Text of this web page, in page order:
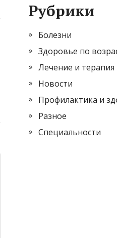
Рубрики
Болезни
Здоровье по
Лечение и терапия
Новости
Профилактика и
Разное
Специальности